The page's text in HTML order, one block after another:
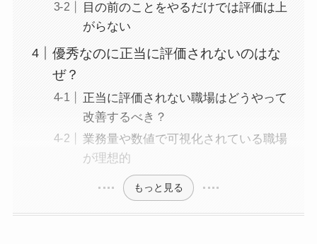
目の前のことをやるだけでは評価は上
がらない
優秀なのに正当に評価されないのはな
ぜ？
正当に評価されない職場はどうやって
改善するべき？
業務量や数値で可視化されている職場
が理想的
もっと見る